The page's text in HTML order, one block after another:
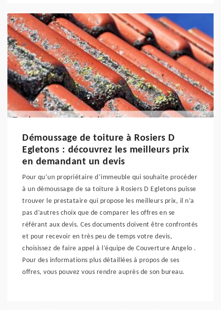
Démoussage de toiture à Rosiers D
Egletons : découvrez les meilleurs prix
en demandant un devis
Pour qu’un propriétaire d’immeuble qui souhaite procéder
à un démoussage de sa toiture à Rosiers D Egletons puisse
trouver le prestataire qui propose les meilleurs prix, il n’a
pas d’autres choix que de comparer les offres en se
référant aux devis. Ces documents doivent être confrontés
et pour recevoir en très peu de temps votre devis,
choisissez de faire appel à l’équipe de Couverture Angelo .
Pour des informations plus détaillées à propos de ses
offres, vous pouvez vous rendre auprès de son bureau.